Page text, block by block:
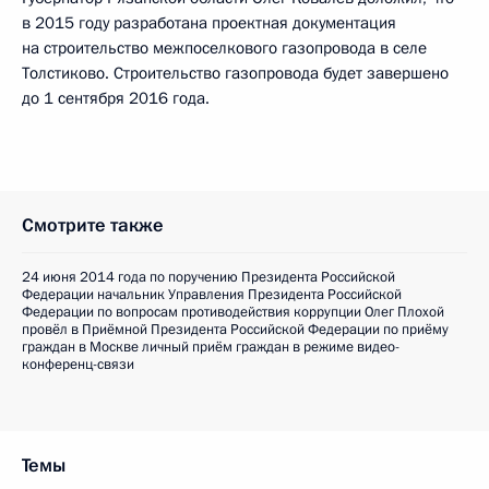
в 2015 году разработана проектная документация
на строительство межпоселкового газопровода в селе
Толстиково. Строительство газопровода будет завершено
до 1 сентября 2016 года.
Смотрите также
24 июня 2014 года по поручению Президента Российской
Федерации начальник Управления Президента Российской
Федерации по вопросам противодействия коррупции Олег Плохой
провёл в Приёмной Президента Российской Федерации по приёму
граждан в Москве личный приём граждан в режиме видео-
конференц-связи
Темы